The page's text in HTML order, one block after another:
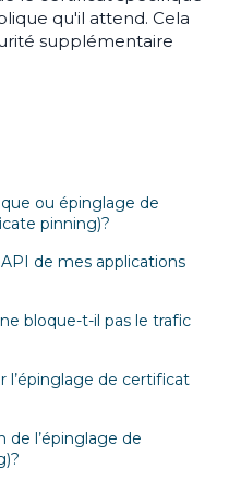
qu'il attend. Cela
supplémentaire
ou épinglage de
pinning)?
de mes applications
bloque-t-il pas le trafic
l’épinglage de certificat
de l’épinglage de